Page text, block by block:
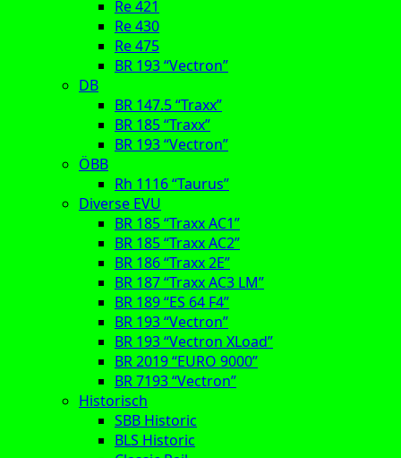
Re 421
Re 430
Re 475
BR 193 “Vectron”
DB
BR 147.5 “Traxx”
BR 185 “Traxx”
BR 193 “Vectron”
ÖBB
Rh 1116 “Taurus”
Diverse EVU
BR 185 “Traxx AC1”
BR 185 “Traxx AC2”
BR 186 “Traxx 2E”
BR 187 “Traxx AC3 LM”
BR 189 “ES 64 F4”
BR 193 “Vectron”
BR 193 “Vectron XLoad”
BR 2019 “EURO 9000”
BR 7193 “Vectron”
Historisch
SBB Historic
BLS Historic